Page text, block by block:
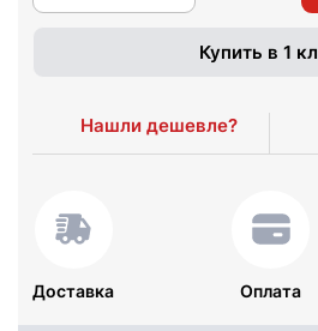
Купить в 1
Нашли дешевле?
Доставка Оплата